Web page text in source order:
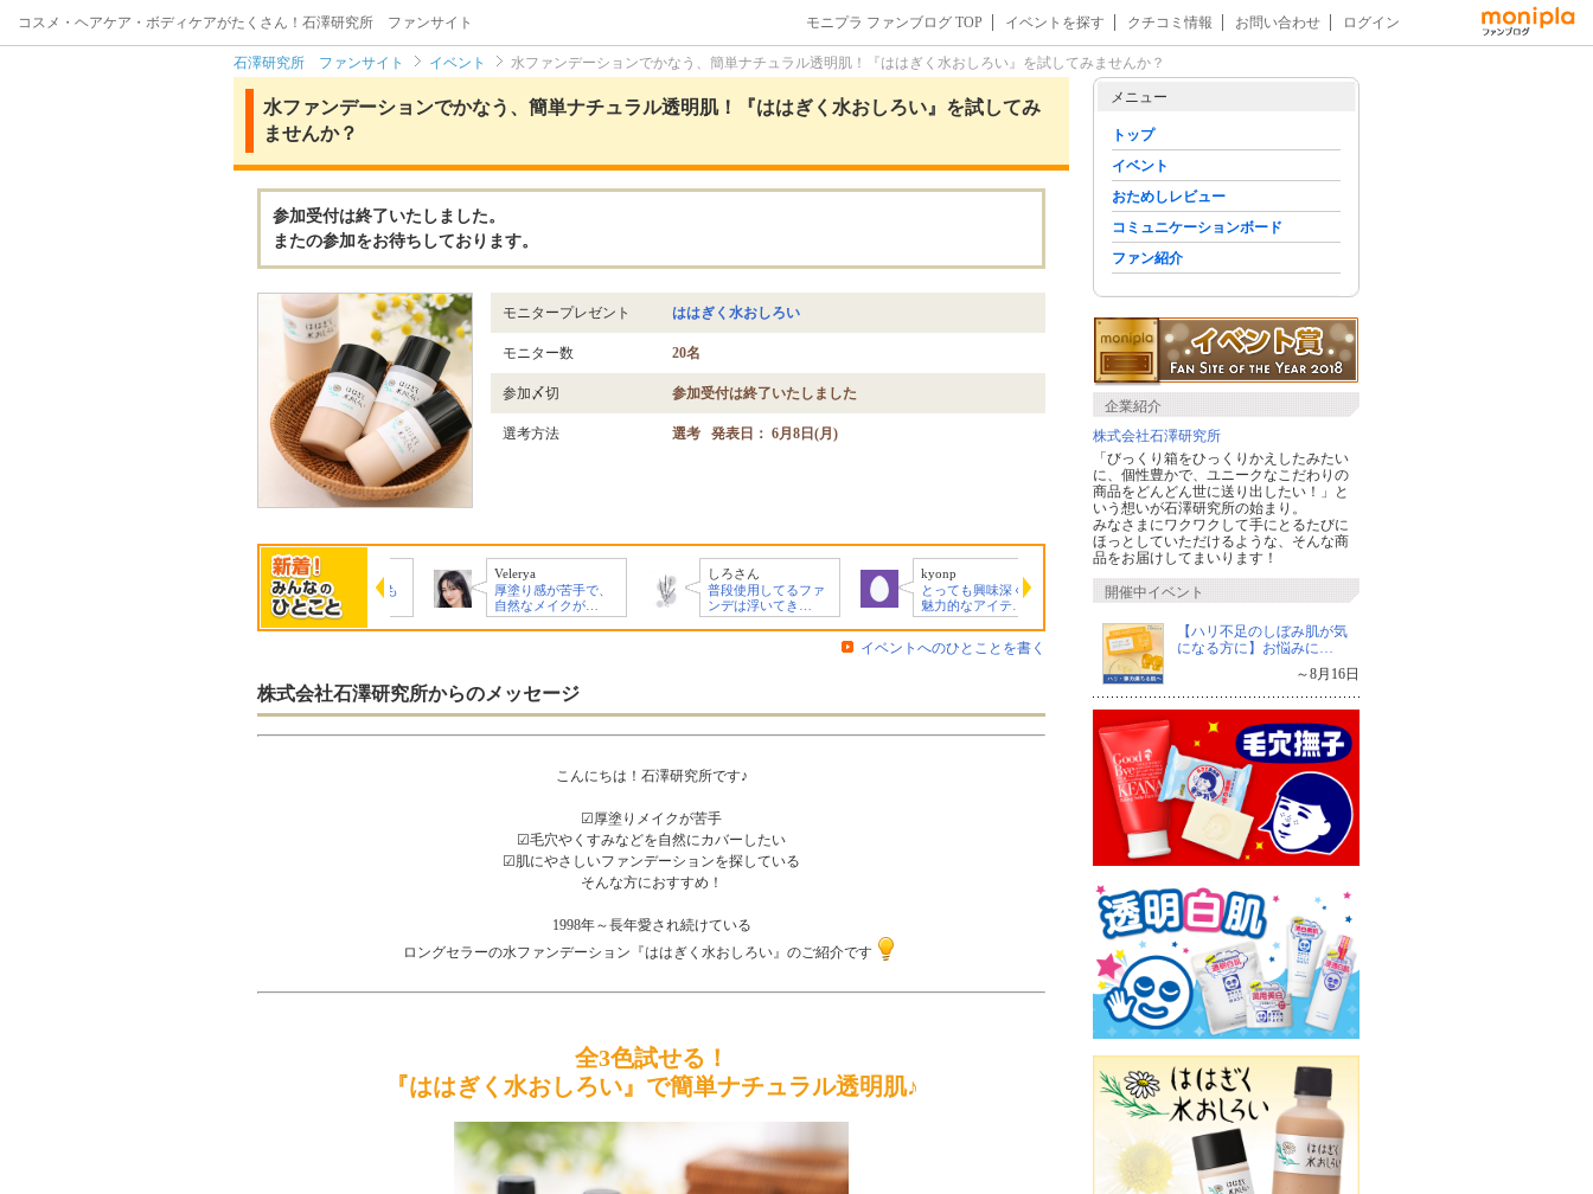
コスメ・ヘアケア・ボディケアがたくさん！石澤研究所 ファンサイト モニプラ ファンブログ TOP イベントを探す クチコミ情報 お問い合わせ ログイン
石澤研究所 ファンサイト イベント 水ファンデーションでかなう、簡単ナチュラル透明肌！『ははぎく水おしろい』を試してみませんか？
水ファンデーションでかなう、簡単ナチュラル透明肌！『ははぎく水おしろい』を試してみ
ませんか？
参加受付は終了いたしました。
またの参加をお待ちしております。
モニタープレゼント ははぎく水おしろい
モニター数 20名
参加〆切 参加受付は終了いたしました
選考方法 選考 発表日： 6月8日(月)
水のおしろいとても
気になりました…
Velerya
厚塗り感が苦手で、
自然なメイクが…
しろさん
普段使用してるファ
ンデは浮いてき…
kyonp
とっても興味深く、
魅力的なアイテ…
一度使ってみたいっ
て思っていまし…
でした。是非、…
イベントへのひとことを書く
株式会社石澤研究所からのメッセージ
こんにちは！石澤研究所です♪
☑︎厚塗りメイクが苦手
☑毛穴やくすみなどを自然にカバーしたい
☑︎肌にやさしいファンデーションを探している
そんな方におすすめ！
1998年～長年愛され続けている
​​​​​ロングセラーの水ファンデーション『ははぎく水おしろい』のご紹介です
全3色試せる！
『ははぎく水おしろい』で簡単ナチュラル透明肌♪
メニュー
トップ
イベント
おためしレビュー
コミュニケーションボード
ファン紹介
企業紹介
株式会社石澤研究所
「びっくり箱をひっくりかえしたみたい
に、個性豊かで、ユニークなこだわりの
商品をどんどん世に送り出したい！」と
いう想いが石澤研究所の始まり。
みなさまにワクワクして手にとるたびに
ほっとしていただけるような、そんな商
品をお届けしてまいります！
開催中イベント
【ハリ不足のしぼみ肌が気
になる方に】お悩みに…
～8月16日